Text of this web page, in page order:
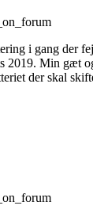
i gang der
2019. Min gæt
der skal